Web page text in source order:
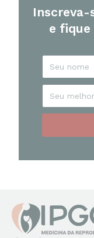
Inscreva-
e